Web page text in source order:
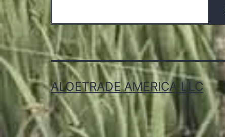
ALOETRADE AMERICA LLC